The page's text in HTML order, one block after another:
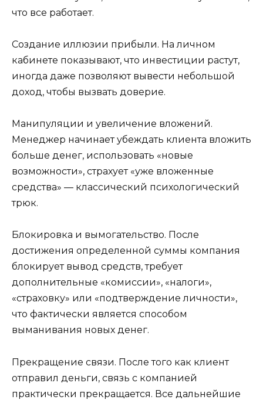
что все работает.
Создание иллюзии прибыли. На личном
кабинете показывают, что инвестиции растут,
иногда даже позволяют вывести небольшой
доход, чтобы вызвать доверие.
Манипуляции и увеличение вложений.
Менеджер начинает убеждать клиента вложить
больше денег, использовать «новые
возможности», страхует «уже вложенные
средства» — классический психологический
трюк.
Блокировка и вымогательство. После
достижения определенной суммы компания
блокирует вывод средств, требует
дополнительные «комиссии», «налоги»,
«страховку» или «подтверждение личности»,
что фактически является способом
выманивания новых денег.
Прекращение связи. После того как клиент
отправил деньги, связь с компанией
практически прекращается. Все дальнейшие